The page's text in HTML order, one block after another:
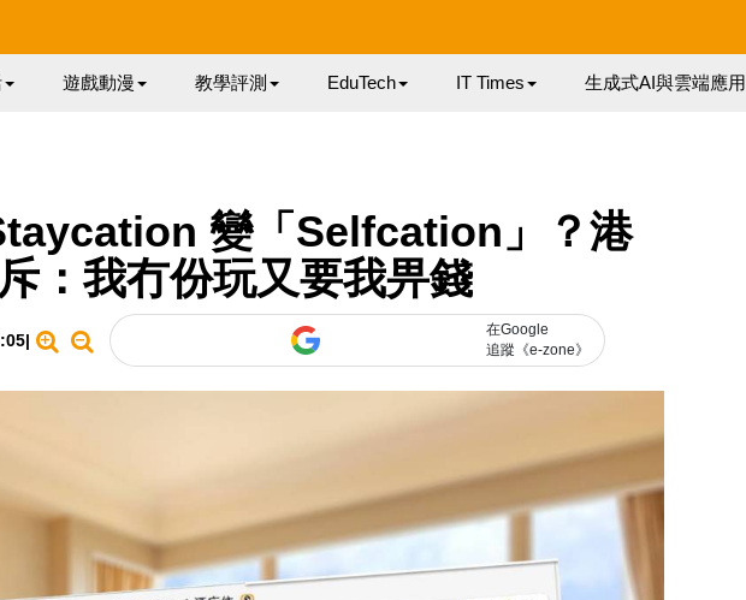
遊戲動漫 教學評測 EduTech IT Times 生成式AI與雲端應用
變「Selfcation」？港
：我冇份玩又要我畀錢
|
在Google
追蹤《e-zone》